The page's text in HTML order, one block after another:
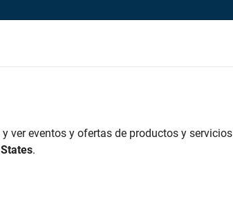
ver eventos y ofertas de productos y servicios
.